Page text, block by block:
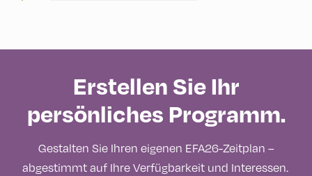
Erstellen Sie Ihr
persönliches Programm.
Gestalten Sie Ihren eigenen EFA26-Zeitplan –
abgestimmt auf Ihre Verfügbarkeit und Interessen.